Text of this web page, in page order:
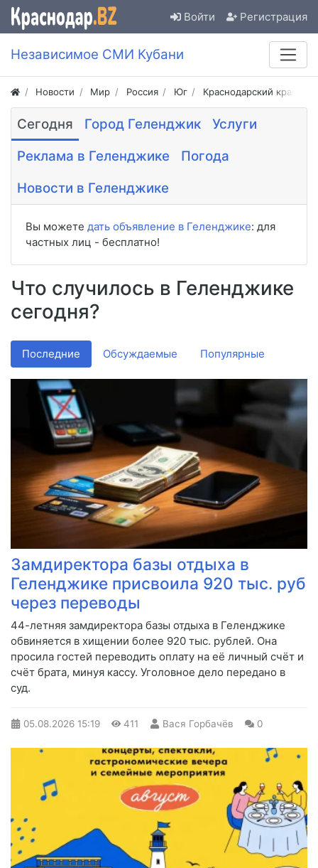
Войти Регистрация
Независимое СМИ Кубани
Новости Мир Россия Юг Краснодарский край
Сегодня Город Геленджик
Услуги
Реклама в Геленджике
Погода
Новости в Геленджике
Вы можете дать объявление в Геленджике: для
частных лиц - бесплатно!
Что случилось в Геленджике
сегодня?
Последние Обсуждаемые Популярные
Замдиректора базы отдыха в
Геленджике присвоила 920 тыс. руб
через переводы
44-летняя замдиректора базы отдыха в Геленджике
обвиняется в хищении более 920 тыс. рублей. Она
просила гостей переводить оплату на её личный счёт и
счёт брата, минуя кассу. Уголовное дело передано в
суд.
05.08.2026 15:19 411 Вася Горбачёв 0